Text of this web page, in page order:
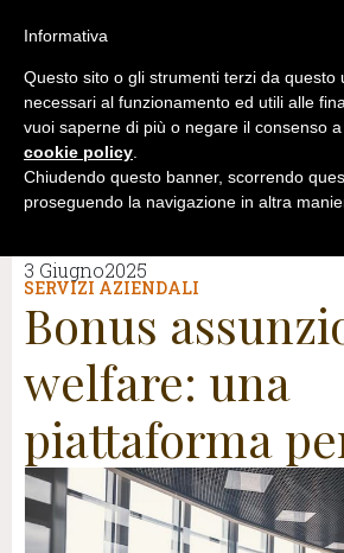
3 Giugno2025
SERVIZI AZIENDALI
Bonus
welfare: una
piattaforma
Informativa
Questo sito o gli strumenti terzi da questo
necessari al funzionamento ed utili alle
vuoi saperne di più o negare il consenso
cookie policy.
Chiudendo questo banner, scorrendo
proseguendo la navigazione in altra